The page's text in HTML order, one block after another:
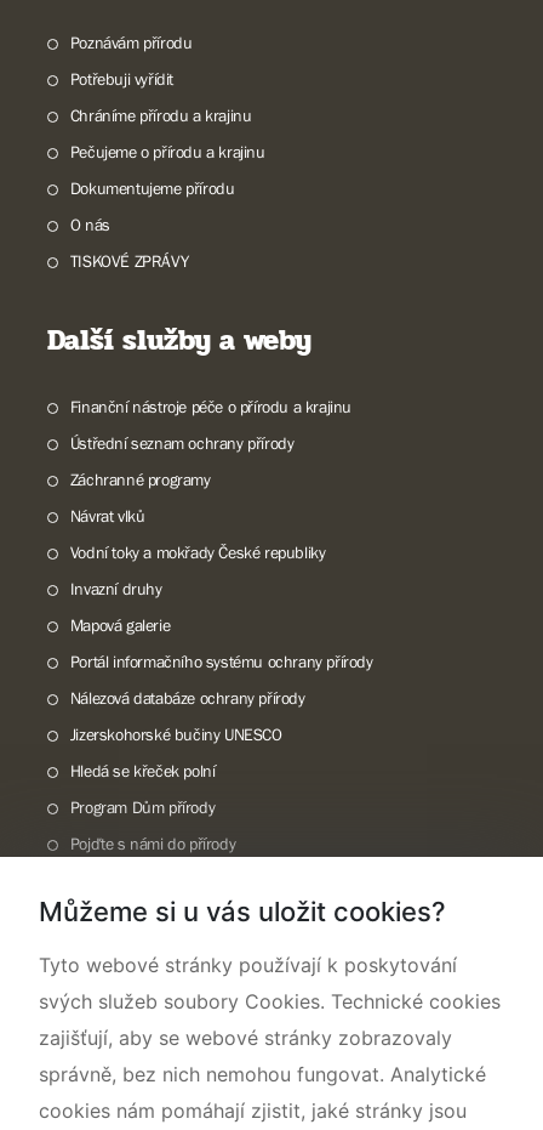
Poznávám přírodu
Potřebuji vyřídit
Chráníme přírodu a krajinu
Pečujeme o přírodu a krajinu
Dokumentujeme přírodu
O nás
TISKOVÉ ZPRÁVY
Další služby a weby
Finanční nástroje péče o přírodu a krajinu
Ústřední seznam ochrany přírody
Záchranné programy
Návrat vlků
Vodní toky a mokřady České republiky
Invazní druhy
Mapová galerie
Portál informačního systému ochrany přírody
Nálezová databáze ochrany přírody
Jizerskohorské bučiny UNESCO
Hledá se křeček polní
Program Dům přírody
Pojďte s námi do přírody
Rok CHKO pod záštitou České komise pro UNESCO
Můžeme si u vás uložit cookies?
Tyto webové stránky používají k poskytování
svých služeb soubory Cookies. Technické cookies
zajišťují, aby se webové stránky zobrazovaly
správně, bez nich nemohou fungovat. Analytické
cookies nám pomáhají zjistit, jaké stránky jsou